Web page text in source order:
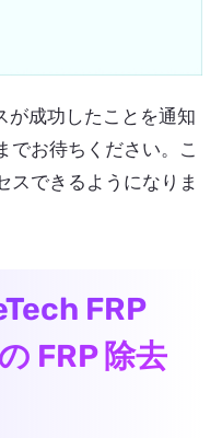
が成功したことを通知
でお待ちください。こ
スできるようになりま
FRP
FRP 除去